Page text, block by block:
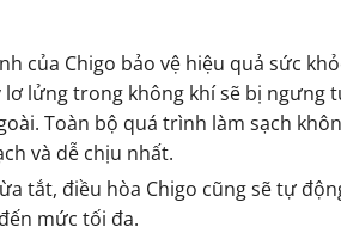
của Chigo bảo vệ hiệu quả sức
lơ lửng trong không khí sẽ bị
Toàn bộ quá trình làm sạch
và dễ chịu nhất.
tắt, điều hòa Chigo cũng sẽ tự
mức tối đa.